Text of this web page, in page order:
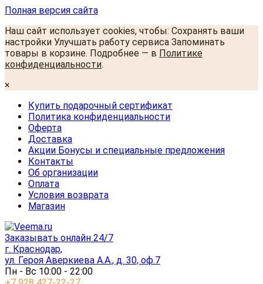
Полная версия сайта
Наш сайт использует cookies, чтобы: Сохранять ваши
настройки Улучшать работу сервиса Запоминать
товары в корзине. Подробнее — в Политике
конфиденциальности.
×
Купить подарочный сертификат
Политика конфиденциальности
Оферта
Доставка
Акции Бонусы и специальные предложения
Контакты
Об организации
Оплата
Условия возврата
Магазин
Заказывать онлайн 24/7
г. Краснодар,
ул. Героя Аверкиева А.А., д. 30, оф.7
Пн - Вс 10:00 - 22:00